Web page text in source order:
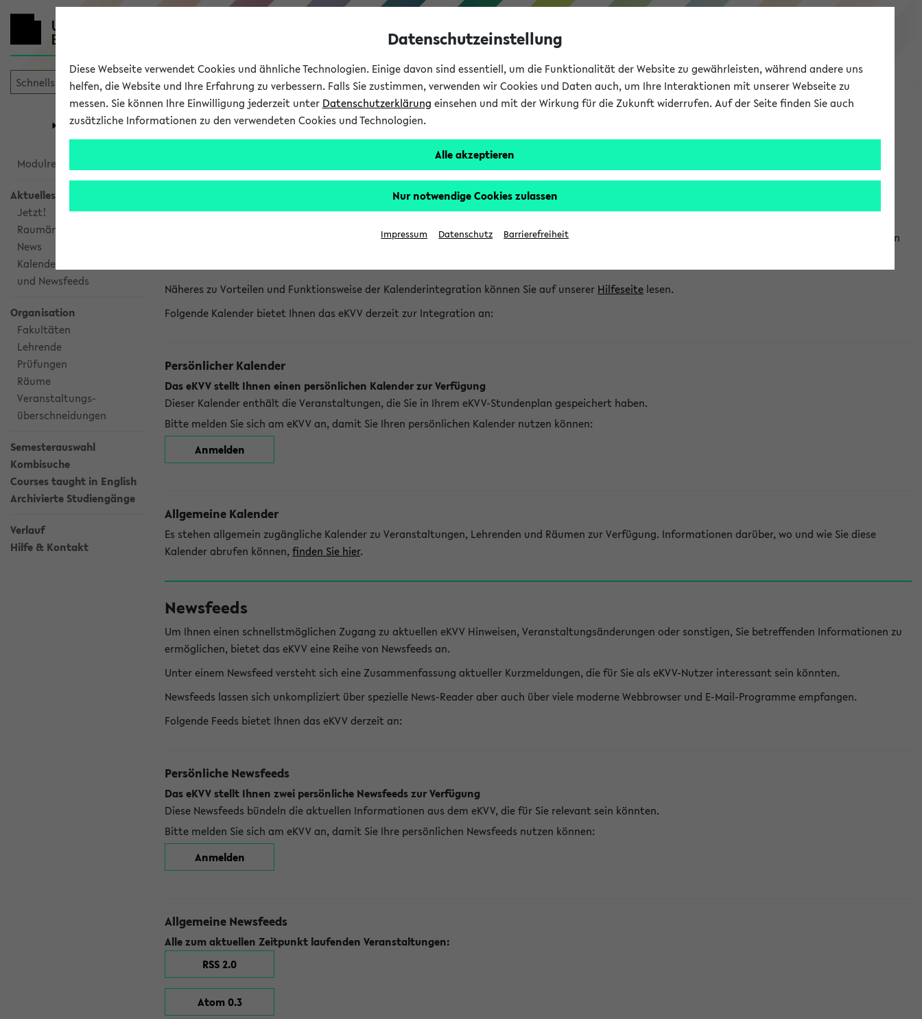
eKVV
Universität Forschung Studium
eKVV
Modulrecherche
Aktuelles
Jetzt!
Raumänderungen
News
Kalenderintegration
und Newsfeeds
Organisation
Fakultäten
Lehrende
Prüfungen
Räume
Veranstaltungs-
überschneidungen
Semesterauswahl
Kombisuche
Courses taught in English
Archivierte Studiengänge
Verlauf
Hilfe & Kontakt
Kalenderintegration und Newsfeeds
Kalenderintegration
Das eKVV bietet Ihnen die Möglichkeit, Veranstaltungstermine in eine Vielzahl von Kalenderanwendungen einzubinden. Auf diese Weise können Sie einen
Näheres zu Vorteilen und Funktionsweise der Kalenderintegration können Sie auf unserer Hilfeseite lesen.
Folgende Kalender bietet Ihnen das eKVV derzeit zur Integration an:
Persönlicher Kalender
Das eKVV stellt Ihnen einen persönlichen Kalender zur Verfügung
Dieser Kalender enthält die Veranstaltungen, die Sie in Ihrem eKVV-Stundenplan gespeichert haben.
Bitte melden Sie sich am eKVV an, damit Sie Ihren persönlichen Kalender nutzen können:
Anmelden
Allgemeine Kalender
Es stehen allgemein zugängliche Kalender zu Veranstaltungen, Lehrenden und Räumen zur Verfügung. Informationen darüber, wo und wie Sie diese
Kalender abrufen können, finden Sie hier.
Newsfeeds
Um Ihnen einen schnellstmöglichen Zugang zu aktuellen eKVV Hinweisen, Veranstaltungsänderungen oder sonstigen, Sie betreffenden Informationen zu
ermöglichen, bietet das eKVV eine Reihe von Newsfeeds an.
Unter einem Newsfeed versteht sich eine Zusammenfassung aktueller Kurzmeldungen, die für Sie als eKVV-Nutzer interessant sein könnten.
Newsfeeds lassen sich unkompliziert über spezielle News-Reader aber auch über viele moderne Webbrowser und E-Mail-Programme empfangen.
Folgende Feeds bietet Ihnen das eKVV derzeit an:
Persönliche Newsfeeds
Das eKVV stellt Ihnen zwei persönliche Newsfeeds zur Verfügung
Diese Newsfeeds bündeln die aktuellen Informationen aus dem eKVV, die für Sie relevant sein könnten.
Bitte melden Sie sich am eKVV an, damit Sie Ihre persönlichen Newsfeeds nutzen können:
Anmelden
Allgemeine Newsfeeds
Alle zum aktuellen Zeitpunkt laufenden Veranstaltungen:
RSS 2.0
Atom 0.3
Datenschutzeinstellung
Diese Webseite verwendet Cookies und ähnliche Technologien. Einige davon sind essentiell, um die Funktionalität der Website zu gewährleisten, während andere uns
helfen, die Website und Ihre Erfahrung zu verbessern. Falls Sie zustimmen, verwenden wir Cookies und Daten auch, um Ihre Interaktionen mit unserer Webseite zu
messen. Sie können Ihre Einwilligung jederzeit unter Datenschutzerklärung einsehen und mit der Wirkung für die Zukunft widerrufen. Auf der Seite finden Sie auch
zusätzliche Informationen zu den verwendeten Cookies und Technologien.
Alle akzeptieren
Nur notwendige Cookies zulassen
Impressum Datenschutz Barrierefreiheit